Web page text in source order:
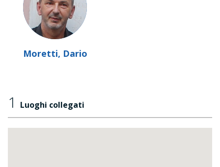
Moretti, Dario
1 Luoghi collegati